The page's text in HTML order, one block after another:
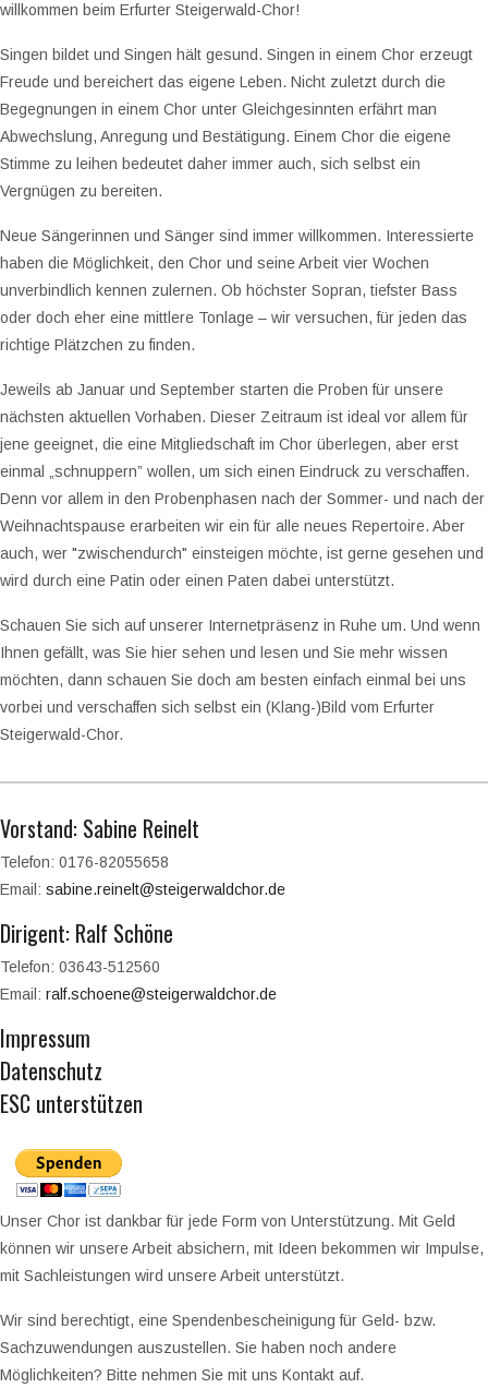
willkommen beim Erfurter Steigerwald-Chor!
Singen bildet und Singen hält gesund. Singen in einem Chor erzeugt
Freude und bereichert das eigene Leben. Nicht zuletzt durch die
Begegnungen in einem Chor unter Gleichgesinnten erfährt man
Abwechslung, Anregung und Bestätigung. Einem Chor die eigene
Stimme zu leihen bedeutet daher immer auch, sich selbst ein
Vergnügen zu bereiten.
Neue Sängerinnen und Sänger sind immer willkommen. Interessierte
haben die Möglichkeit, den Chor und seine Arbeit vier Wochen
unverbindlich kennen zulernen. Ob höchster Sopran, tiefster Bass
oder doch eher eine mittlere Tonlage – wir versuchen, für jeden das
richtige Plätzchen zu finden.
Jeweils ab Januar und September starten die Proben für unsere
nächsten aktuellen Vorhaben. Dieser Zeitraum ist ideal vor allem für
jene geeignet, die eine Mitgliedschaft im Chor überlegen, aber erst
einmal „schnuppern” wollen, um sich einen Eindruck zu verschaffen.
Denn vor allem in den Probenphasen nach der Sommer- und nach der
Weihnachtspause erarbeiten wir ein für alle neues Repertoire. Aber
auch, wer "zwischendurch" einsteigen möchte, ist gerne gesehen und
wird durch eine Patin oder einen Paten dabei unterstützt.
Schauen Sie sich auf unserer Internetpräsenz in Ruhe um. Und wenn
Ihnen gefällt, was Sie hier sehen und lesen und Sie mehr wissen
möchten, dann schauen Sie doch am besten einfach einmal bei uns
vorbei und verschaffen sich selbst ein (Klang-)Bild vom Erfurter
Steigerwald-Chor.
Vorstand: Sabine Reinelt
Telefon: 0176-82055658
Email: sabine.reinelt@steigerwaldchor.de
Dirigent: Ralf Schöne
Telefon: 03643-512560
Email: ralf.schoene@steigerwaldchor.de
Impressum
Datenschutz
ESC unterstützen
Unser Chor ist dankbar für jede Form von Unterstützung. Mit Geld
können wir unsere Arbeit absichern, mit Ideen bekommen wir Impulse,
mit Sachleistungen wird unsere Arbeit unterstützt.
Wir sind berechtigt, eine Spendenbescheinigung für Geld- bzw.
Sachzuwendungen auszustellen. Sie haben noch andere
Möglichkeiten? Bitte nehmen Sie mit uns Kontakt auf.